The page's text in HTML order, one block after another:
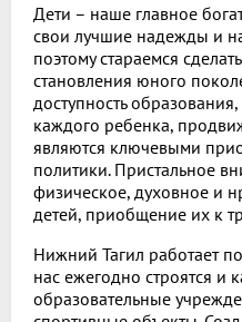
Дети – наше главное
свои лучшие надежды и
поэтому стараемся
становления юного
доступность
каждого ребенка,
являются ключевыми
политики. Пристальное
физическое, духовное и
детей, приобщение их к
Нижний Тагил работает
нас ежегодно строятся и
образовательные